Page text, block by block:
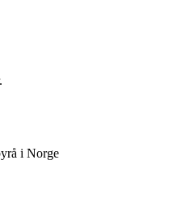
i Norge